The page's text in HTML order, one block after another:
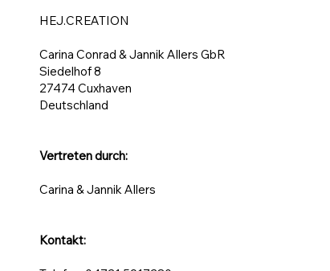
HEJ.CREATION
Carina Conrad & Jannik Allers GbR
Siedelhof 8
27474 Cuxhaven
Deutschland
Vertreten durch:
Carina & Jannik Allers
Kontakt: